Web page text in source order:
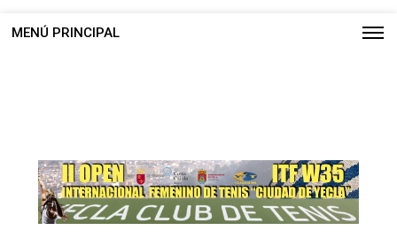
MENÚ PRINCIPAL